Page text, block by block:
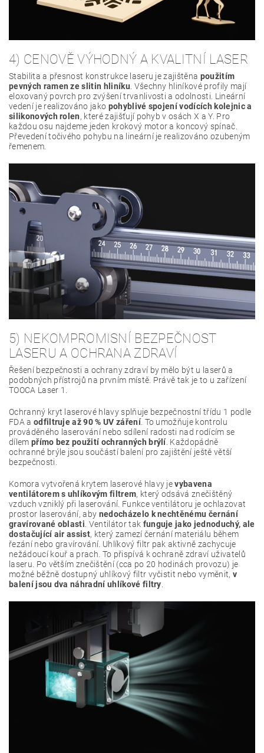
4) CENOVĚ VÝHODNÝ A KVALITNÍ LASER
Stabilita a přesnost konstrukce laseru je zajištěna použitím
pevných ramen ze slitin hliníku. Všechny hliníkové profily mají
eloxovaný povrch pro zvýšení trvanlivosti a odolnosti. Lineární
vedení je realizováno jako pohyblivé spojení vodících kolejnic a
silikonových rolen, které zajišťují pohyb v osách X a Y. Pro
každou osu najdeme jeden krokový motor a koncový spínač.
Převedení točivého pohybu na lineární je realizováno ozubeným
řemenem.
5) NEKOMPROMISNÍ BEZPEČNOST
LASERU A OCHRANA ZDRAVÍ
Řešení bezpečnosti a ochrany zdraví by mělo být u laserů a
podobných přístrojů na prvním místě. Právě tak je to u zařízení
TOOCA Laser 1.
Ochranný kryt laserové hlavy splňuje bezpečnostní třídu 1 podle
FDA a odfiltruje až 90 % UV záření. To umožňuje kontrolu
prováděného laserování nebo sdílení radosti nad rodícím se
dílem přímo bez použití ochranných brýlí . Každopádně
ochranné brýle jsou součástí balení pro zajištění ještě větší
bezpečnosti.
Komora vytvořená krytem laserové hlavy jevybavena
ventilátorem s uhlíkovým filtrem, který odsává znečištěný
vzduch vzniklý při laserování. Funkce ventilátoru je ochlazovat
prostor laserování, aby nedocházelo k nechtěnému černání
gravírované oblasti . Ventilátor tak funguje jako jednoduchý, ale
dostačující air assist, který zamezí černání materiálu během
řezání nebo gravírování. Uhlíkový filtr pak aktivně zachycuje
nežádoucí kouř a prach. To přispívá k ochraně zdraví uživatelů
laseru. Po větším znečištění (cca po 20 hodinách provozu) je
možné běžně dostupný uhlíkový filtr vyčistit nebo vyměnit, v
balení jsou dva náhradní uhlíkové filtry